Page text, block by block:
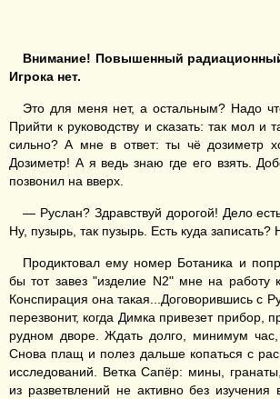
Внимание! Повышенный
Игрока нет.
Это для меня нет, а остальным? Надо
Прийти к руководству и сказать: так мол и
сильно? А мне в ответ: ты чё дозиметр
Дозиметр! А я ведь знаю где его взять.
позвонил на вверх.
— Руслан? Здравствуй дорогой! Дело
Ну, пузырь, так пузырь. Есть куда записать?
Продиктовал ему номер Ботаника и
бы тот завез "изделие N2" мне на работу
Конспирация она такая...Договорившись с
перезвонит, когда Димка привезет прибор,
рудном дворе. Ждать долго, минимум
Снова плащ и полез дальше копаться с
исследований. Ветка Сапёр: мины,
из разветвлений не активно без изучения